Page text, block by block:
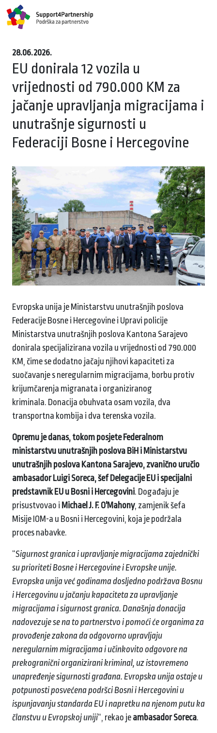
28.06.2026.
EU donirala 12 vozila u
vrijednosti od 790.000 KM za
jačanje upravljanja migracijama i
unutrašnje sigurnosti u
Federaciji Bosne i Hercegovine
Evropska unija je Ministarstvu unutrašnjih poslova
Federacije Bosne i Hercegovine i Upravi policije
Ministarstva unutrašnjih poslova Kantona Sarajevo
donirala specijalizirana vozila u vrijednosti od 790.000
KM, čime se dodatno jačaju njihovi kapaciteti za
suočavanje s neregularnim migracijama, borbu protiv
krijumčarenja migranata i organiziranog
kriminala. Donacija obuhvata osam vozila, dva
transportna kombija i dva terenska vozila.
Opremu je danas, tokom posjete Federalnom
ministarstvu unutrašnjih poslova BiH i Ministarstvu
unutrašnjih poslova Kantona Sarajevo, zvanično uručio
ambasador Luigi Soreca, šef Delegacije EU i specijalni
predstavnik EU u Bosni i Hercegovini. Događaju je
prisustvovao i Michael J. F. O'Mahony, zamjenik šefa
Misije IOM-a u Bosni i Hercegovini, koja je podržala
proces nabavke.
“Sigurnost granica i upravljanje migracijama zajednički
su prioriteti Bosne i Hercegovine i Evropske unije.
Evropska unija već godinama dosljedno podržava Bosnu
i Hercegovinu u jačanju kapaciteta za upravljanje
migracijama i sigurnost granica. Današnja donacija
nadovezuje se na to partnerstvo i pomoći će organima za
provođenje zakona da odgovorno upravljaju
neregularnim migracijama i učinkovito odgovore na
prekogranični organizirani kriminal, uz istovremeno
unapređenje sigurnosti građana. Evropska unija ostaje u
potpunosti posvećena podršci Bosni i Hercegovini u
ispunjavanju standarda EU i napretku na njenom putu ka
članstvu u Evropskoj uniji“, rekao je ambasador Soreca.